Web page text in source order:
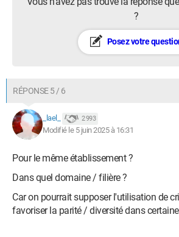
?
Posez votre
RÉPONSE 5 / 6
_lael_ 2 993
Modifié le 5 juin 2025 à 16:31
Pour le même établissement ?
Dans quel domaine / filière ?
Car on pourrait supposer l'utilisation de
favoriser la parité / diversité dans